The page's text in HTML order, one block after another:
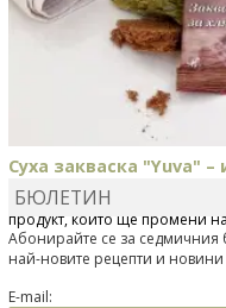
Суха закваска "Yuva"
Отскоро Лесафр България
продукт, който ще промени
БЮЛЕТИН
Абонирайте се за седмичния
най-новите рецепти и новини
E-mail: